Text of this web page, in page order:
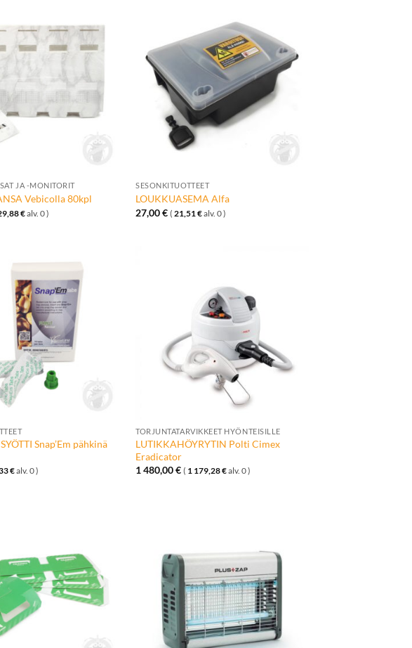
toivelistalle
JA -MONITORIT
Vebicolla 80kpl
€alv. 0 )
Lisää
toivelistalle
SESONKITUOTTEET
LOUKKUASEMA Alfa
27,00€ ( 21,51€alv. 0 )
toivelistalle
Snap’Em pähkinä
€alv. 0 )
TORJUNTATARVIKKEET HYÖNTEISILLE
LUTIKKAHÖYRYTIN Polti Cimex
Eradicator
1 480,00€ ( 1 179,28€alv. 0 )
toivelistalle
toivelistalle